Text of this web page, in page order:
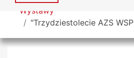
Tutaj jesteś
Wystawy
"Trzydziestolecie AZS